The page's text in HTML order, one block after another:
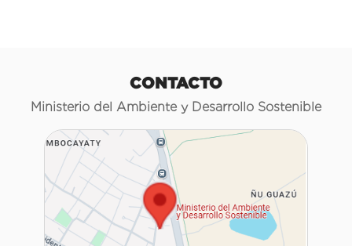
CONTACTO
Ministerio del Ambiente y Desarrollo Sostenible